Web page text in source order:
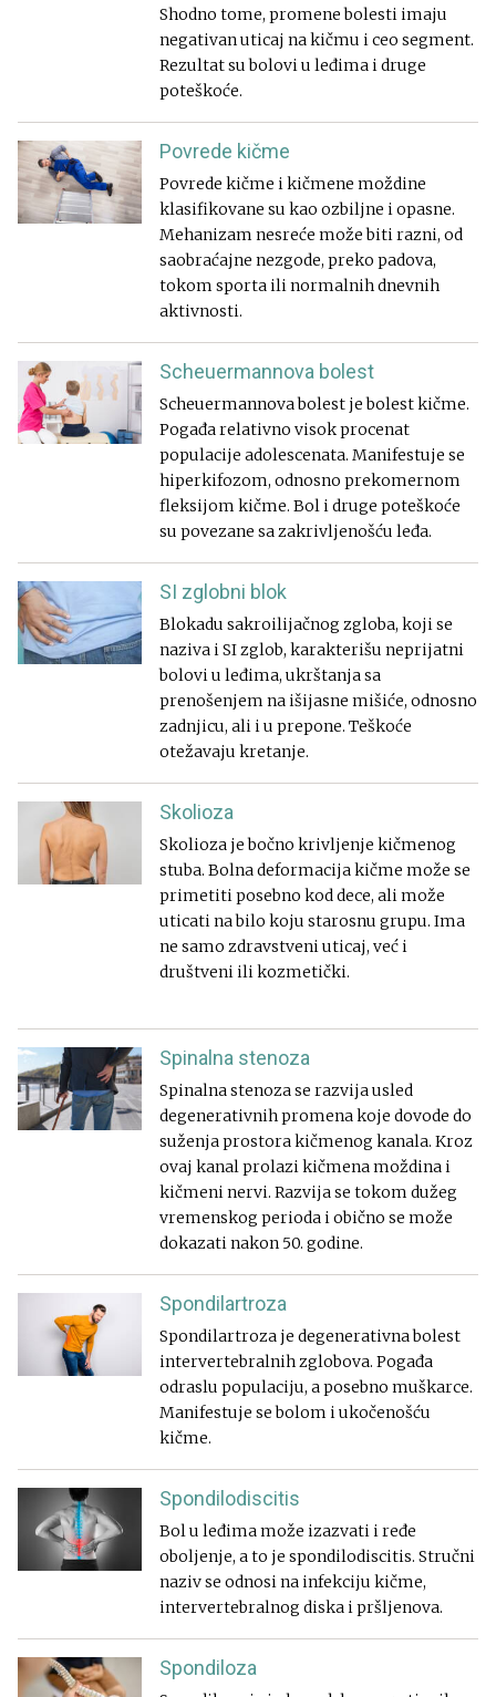
Shodno tome, promene bolesti imaju
negativan uticaj na kičmu i ceo segment.
Rezultat su bolovi u leđima i druge
poteškoće.
Povrede kičme
Povrede kičme i kičmene moždine
klasifikovane su kao ozbiljne i opasne.
Mehanizam nesreće može biti razni, od
saobraćajne nezgode, preko padova,
tokom sporta ili normalnih dnevnih
aktivnosti.
Scheuermannova bolest
Scheuermannova bolest je bolest kičme.
Pogađa relativno visok procenat
populacije adolescenata. Manifestuje se
hiperkifozom, odnosno prekomernom
fleksijom kičme. Bol i druge poteškoće
su povezane sa zakrivljenošću leđa.
SI zglobni blok
Blokadu sakroilijačnog zgloba, koji se
naziva i SI zglob, karakterišu neprijatni
bolovi u leđima, ukrštanja sa
prenošenjem na išijasne mišiće, odnosno
zadnjicu, ali i u prepone. Teškoće
otežavaju kretanje.
Skolioza
Skolioza je bočno krivljenje kičmenog
stuba. Bolna deformacija kičme može se
primetiti posebno kod dece, ali može
uticati na bilo koju starosnu grupu. Ima
ne samo zdravstveni uticaj, već i
društveni ili kozmetički.
Spinalna stenoza
Spinalna stenoza se razvija usled
degenerativnih promena koje dovode do
suženja prostora kičmenog kanala. Kroz
ovaj kanal prolazi kičmena moždina i
kičmeni nervi. Razvija se tokom dužeg
vremenskog perioda i obično se može
dokazati nakon 50. godine.
Spondilartroza
Spondilartroza je degenerativna bolest
intervertebralnih zglobova. Pogađa
odraslu populaciju, a posebno muškarce.
Manifestuje se bolom i ukočenošću
kičme.
Spondilodiscitis
Bol u leđima može izazvati i ređe
oboljenje, a to je spondilodiscitis. Stručni
naziv se odnosi na infekciju kičme,
intervertebralnog diska i pršljenova.
Spondiloza